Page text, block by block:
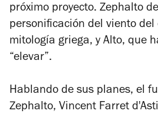
próximo proyecto. Zephalto
personificación del viento del
mitología griega, y Alto, que
“elevar”.
Hablando de sus planes, el
Zephalto, Vincent Farret